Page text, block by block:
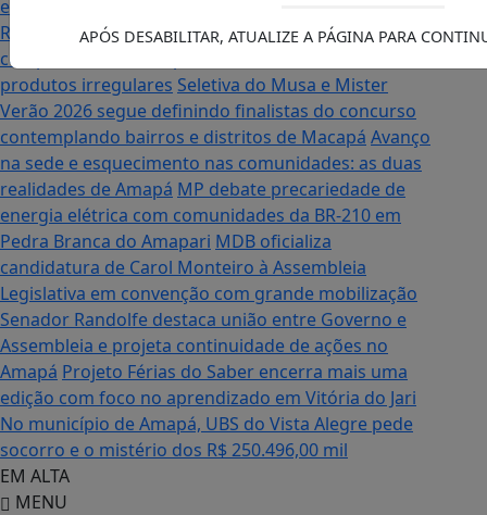
em Porto Grande com atuação voltada ao município
Receita Federal anuncia mudanças no programa de
compras no exterior para evitar entrada de
produtos irregulares Seletiva do Musa e Mister
Verão 2026 segue definindo finalistas do concurso
contemplando bairros e distritos de Macapá Avanço
na sede e esquecimento nas comunidades: as duas
realidades de Amapá MP debate precariedade de
energia elétrica com comunidades da BR-210 em
Pedra Branca do Amapari MDB oficializa
candidatura de Carol Monteiro à Assembleia
Legislativa em convenção com grande mobilização
Senador Randolfe destaca união entre Governo e
Assembleia e projeta continuidade de ações no
Amapá Projeto Férias do Saber encerra mais uma
edição com foco no aprendizado em Vitória do Jari
No município de Amapá, UBS do Vista Alegre pede
socorro e o mistério dos R$ 250.496,00 mil
EM ALTA
MENU
APÓS DESABILITAR, ATUALIZE A PÁGINA PARA